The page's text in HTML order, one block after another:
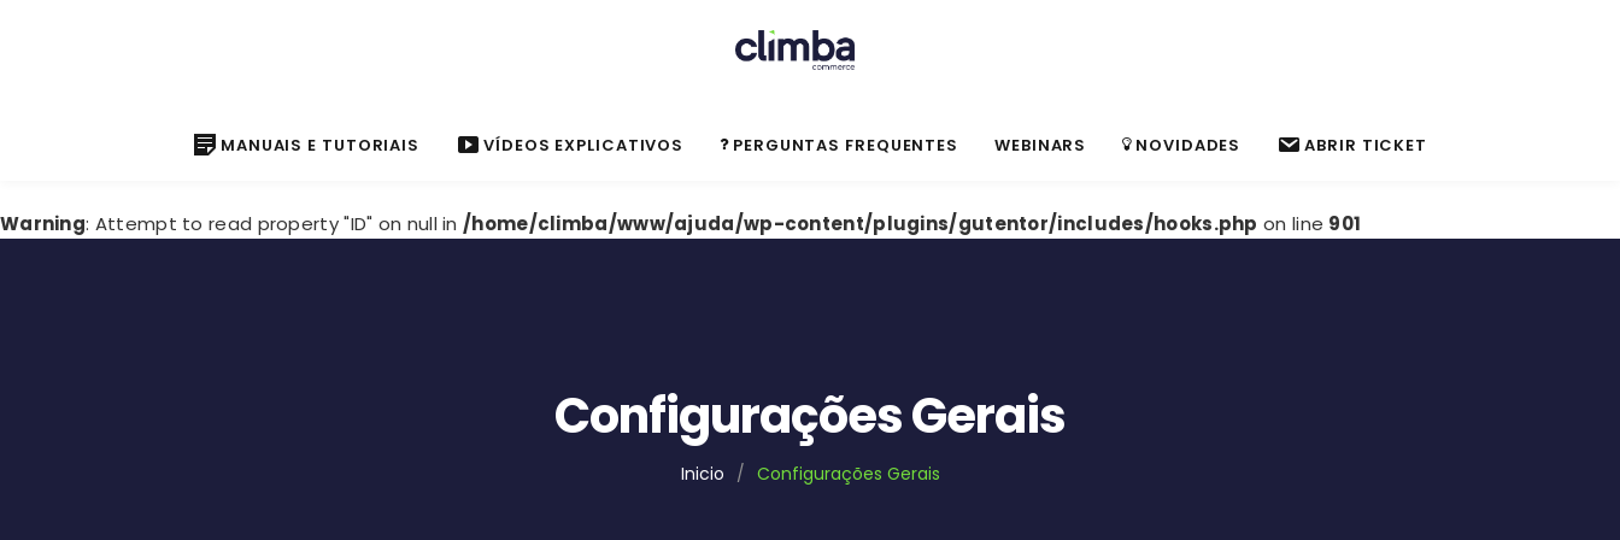
MANUAIS E TUTORIAIS VÍDEOS EXPLICATIVOS PERGUNTAS FREQUENTES WEBINARS NOVIDADES ABRIR TICKET
Warning: Attempt to read property "ID" on null in /home/climba/www/ajuda/wp-content/plugins/gutentor/includes/hooks.php on line 901
Configurações Gerais
Inicio / Configurações Gerais